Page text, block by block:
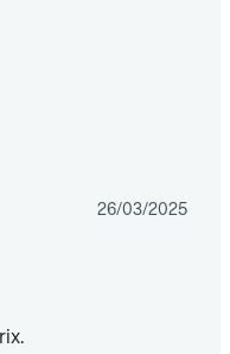
26/03/2025